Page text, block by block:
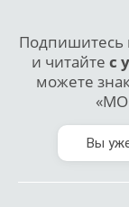
Подпишитесь
и читайте с
можете
Вы